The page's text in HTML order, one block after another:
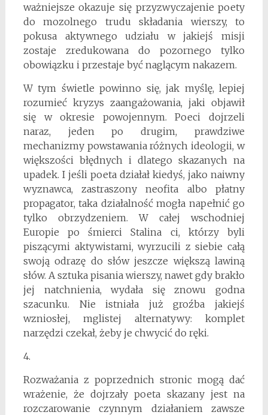
ważniejsze okazuje się przyzwyczajenie poety
do mozolnego trudu składania wierszy, to
pokusa aktywnego udziału w jakiejś misji
zostaje zredukowana do pozornego tylko
obowiązku i przestaje być naglącym nakazem.
W tym świetle powinno się, jak myślę, lepiej
rozumieć kryzys zaangażowania, jaki objawił
się w okresie powojennym. Poeci dojrzeli
naraz, jeden po drugim, prawdziwe
mechanizmy powstawania różnych ideologii, w
większości błędnych i dlatego skazanych na
upadek. I jeśli poeta działał kiedyś, jako naiwny
wyznawca, zastraszony neofita albo płatny
propagator, taka działalność mogła napełnić go
tylko obrzydzeniem. W całej wschodniej
Europie po śmierci Stalina ci, którzy byli
piszącymi aktywistami, wyrzucili z siebie całą
swoją odrazę do słów jeszcze większą lawiną
słów. A sztuka pisania wierszy, nawet gdy brakło
jej natchnienia, wydała się znowu godna
szacunku. Nie istniała już groźba jakiejś
wzniosłej, mglistej alternatywy: komplet
narzędzi czekał, żeby je chwycić do ręki.
4.
Rozważania z poprzednich stronic mogą dać
wrażenie, że dojrzały poeta skazany jest na
rozczarowanie czynnym działaniem zawsze